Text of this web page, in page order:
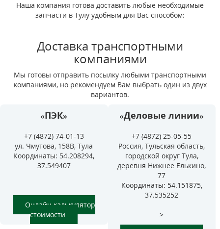
Наша компания готова доставить любые необходимые
запчасти в Тулу удобным для Вас способом:
Доставка транспортными
компаниями
Мы готовы отправить посылку любыми транспортными
компаниями, но рекомендуем Вам выбрать один из двух
вариантов.
«ПЭК»
+7 (4872) 74-01-13
ул. Чмутова, 158В, Тула
Координаты: 54.208294,
37.549407
Онлайн калькулятор
стоимости
«Деловые линии»
+7 (4872) 25-05-55
Россия, Тульская область,
городской округ Тула,
деревня Нижнее Елькино,
77
Координаты: 54.151875,
37.535252
>